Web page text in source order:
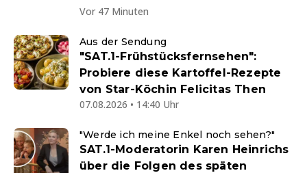
Vor 47 Minuten
Aus der Sendung
"SAT.1-Frühstücksfernsehen":
Probiere diese Kartoffel-Rezepte
von Star-Köchin Felicitas Then
07.08.2026 • 14:40 Uhr
"Werde ich meine Enkel noch sehen?"
SAT.1-Moderatorin Karen Heinrichs
über die Folgen des späten